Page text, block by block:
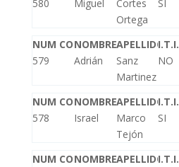
580
Miguel
Cortes
Ortega
SI
NUM COLEGIADO
579
NOMBRE
Adrián
APELLIDOS
Sanz
Martinez
I.T.I.
NO
NUM COLEGIADO
578
NOMBRE
Israel
APELLIDOS
Marco
Tejón
I.T.I.
SI
NUM COLEGIADO
NOMBREAPELLIDOS
I.T.I.